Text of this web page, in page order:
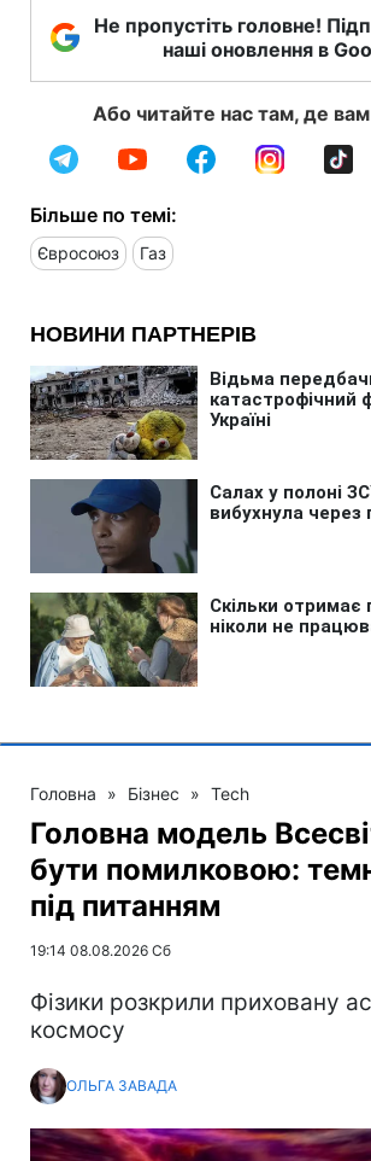
Не пропустіть головне!
наші оновлення в
Або читайте нас там, де
Більше по темі:
Євросоюз Газ
Головна » Бізнес » Tech
Головна модель
бути помилковою:
під питанням
19:14 08.08.2026 Сб
Фізики розкрили приховану
космосу
ОЛЬГА ЗАВАДА